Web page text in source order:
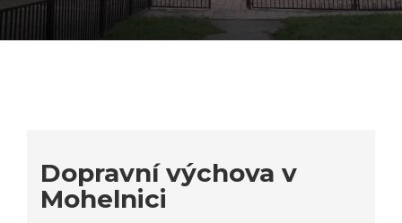
Dopravní výchova v
Mohelnici